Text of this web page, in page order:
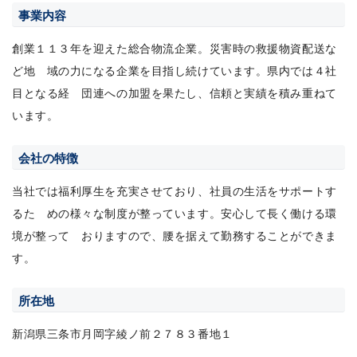
事業内容
創業１１３年を迎えた総合物流企業。災害時の救援物資配送な
ど地 域の力になる企業を目指し続けています。県内では４社
目となる経 団連への加盟を果たし、信頼と実績を積み重ねて
います。
会社の特徴
当社では福利厚生を充実させており、社員の生活をサポートす
るた めの様々な制度が整っています。安心して長く働ける環
境が整って おりますので、腰を据えて勤務することができま
す。
所在地
新潟県三条市月岡字綾ノ前２７８３番地１